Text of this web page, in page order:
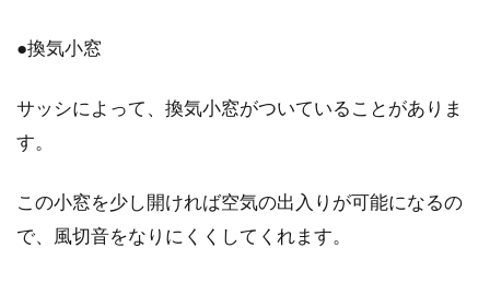
家庭にあるものを使って！窓ガラス
ふと窓ガラスを見たときに、うろこ状のような
水垢がついているのを発見したことはありませ
●換気小窓
サッシによって、換気小窓がついていることがありま
す。
この小窓を少し開ければ空気の出入りが可能になるの
で、風切音をなりにくくしてくれます。